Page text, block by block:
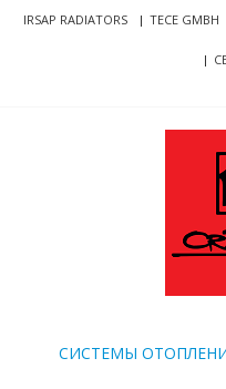
Skip
SkipIRSAP RADIATORS TECE GMBH
CИСТЕМЫ